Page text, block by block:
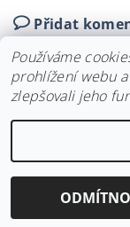
Přidat
Svatební
Používáme
prohlížení webu
zlepšovali jeho